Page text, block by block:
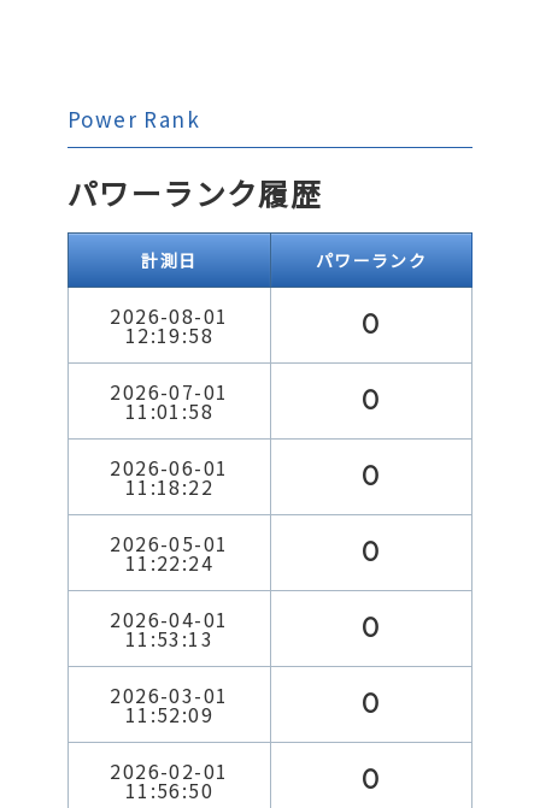
Power Rank
パワーランク履歴
計測日 パワーランク
2026-08-01
12:19:58 0
2026-07-01
11:01:58 0
2026-06-01
11:18:22 0
2026-05-01
11:22:24 0
2026-04-01
11:53:13 0
2026-03-01
11:52:09 0
2026-02-01
11:56:50 0